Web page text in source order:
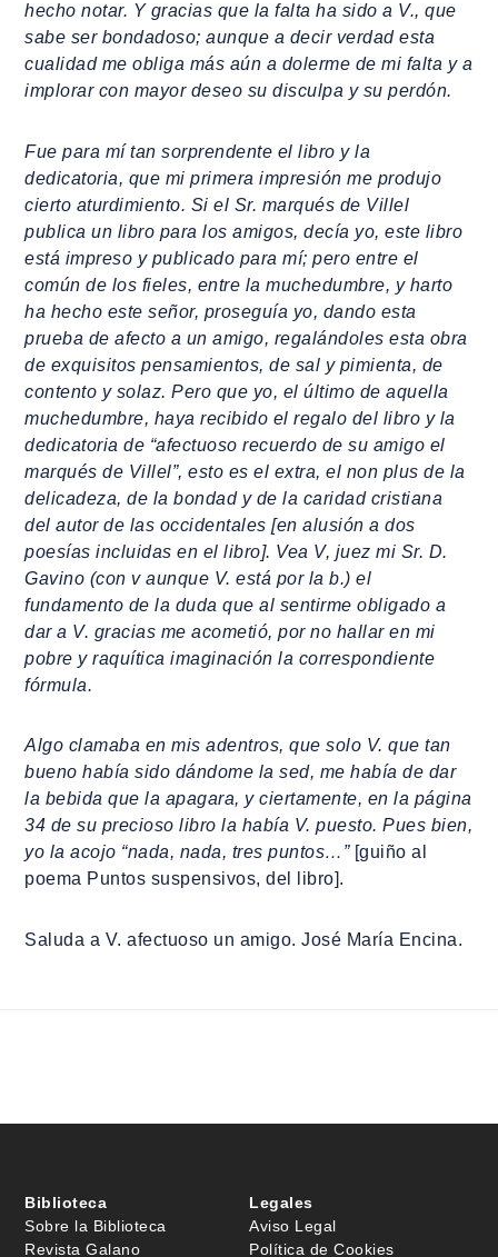
hecho notar. Y gracias que la falta ha sido a V., que
sabe ser bondadoso; aunque a decir verdad esta
cualidad me obliga más aún a dolerme de mi falta y a
implorar con mayor deseo su disculpa y su perdón.
Fue para mí tan sorprendente el libro y la
dedicatoria, que mi primera impresión me produjo
cierto aturdimiento. Si el Sr. marqués de Villel
publica un libro para los amigos, decía yo, este libro
está impreso y publicado para mí; pero entre el
común de los fieles, entre la muchedumbre, y harto
ha hecho este señor, proseguía yo, dando esta
prueba de afecto a un amigo, regalándoles esta obra
de exquisitos pensamientos, de sal y pimienta, de
contento y solaz. Pero que yo, el último de aquella
muchedumbre, haya recibido el regalo del libro y la
dedicatoria de “afectuoso recuerdo de su amigo el
marqués de Villel”, esto es el extra, el non plus de la
delicadeza, de la bondad y de la caridad cristiana
del autor de las occidentales [en alusión a dos
poesías incluidas en el libro]. Vea V, juez mi Sr. D.
Gavino (con v aunque V. está por la b.) el
fundamento de la duda que al sentirme obligado a
dar a V. gracias me acometió, por no hallar en mi
pobre y raquítica imaginación la correspondiente
fórmula.
Algo clamaba en mis adentros, que solo V. que tan
bueno había sido dándome la sed, me había de dar
la bebida que la apagara, y ciertamente, en la página
34 de su precioso libro la había V. puesto. Pues bien,
yo la acojo “nada, nada, tres puntos…” [guiño al
poema Puntos suspensivos, del libro].
Saluda a V. afectuoso un amigo. José María Encina.
Biblioteca
Sobre la Biblioteca
Revista Galano
Legales
Aviso Legal
Política de Cookies